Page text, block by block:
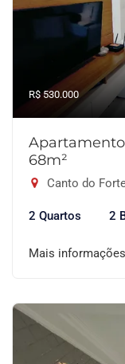
R$ 530.000
68m²
Canto do
2 Quartos 2
Mais informações